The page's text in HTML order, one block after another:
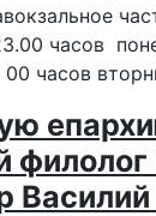
часов
часов
филолог